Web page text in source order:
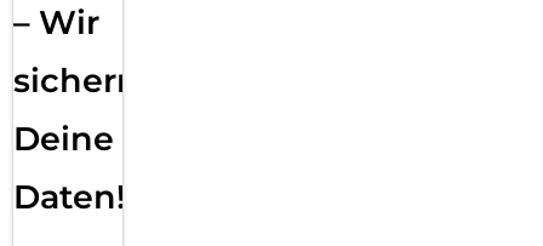
– Wir
sichern
Deine
Daten!